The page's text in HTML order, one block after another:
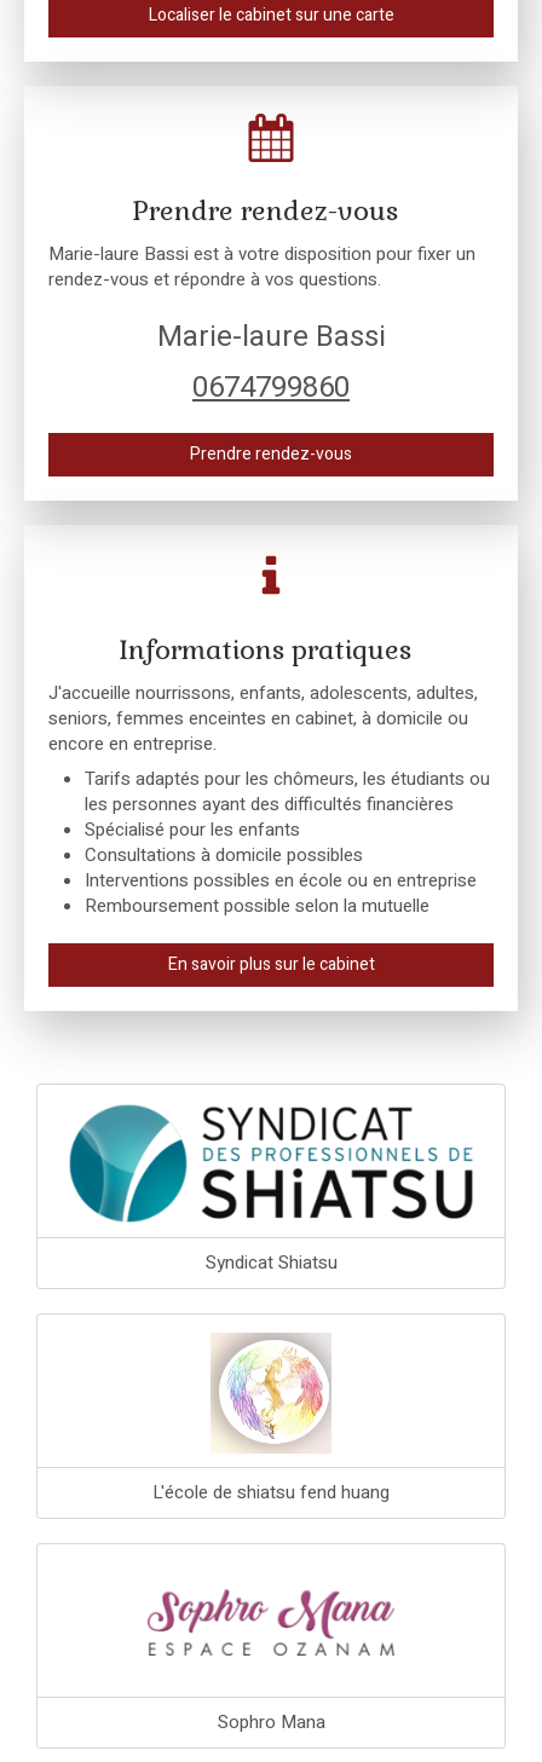
Localiser le cabinet sur une carte
Prendre rendez-vous
Marie-laure Bassi est à votre disposition pour fixer un
rendez-vous et répondre à vos questions.
Marie-laure Bassi
0674799860
Prendre rendez-vous
Informations pratiques
J'accueille nourrissons, enfants, adolescents, adultes,
seniors, femmes enceintes en cabinet, à domicile ou
encore en entreprise.
Tarifs adaptés pour les chômeurs, les étudiants ou
les personnes ayant des difficultés financières
Spécialisé pour les enfants
Consultations à domicile possibles
Interventions possibles en école ou en entreprise
Remboursement possible selon la mutuelle
En savoir plus sur le cabinet
Syndicat Shiatsu
L'école de shiatsu fend huang
Sophro Mana